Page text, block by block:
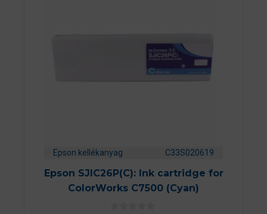
Epson kellékanyag C33S020619
Epson SJIC26P(C): Ink cartridge for
ColorWorks C7500 (Cyan)